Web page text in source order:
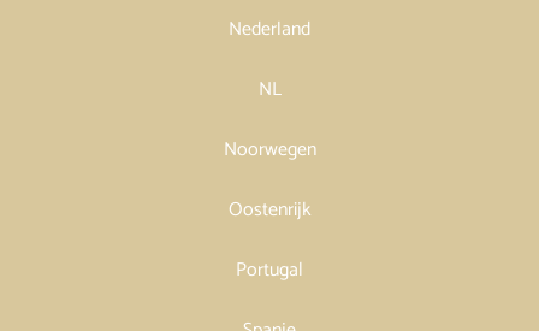
Nederland
NL
Noorwegen
Oostenrijk
Portugal